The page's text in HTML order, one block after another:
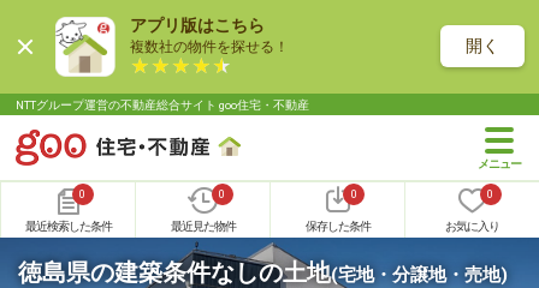
アプリ版はこちら
複数社の物件を探せる！ 開く
NTTグループ運営の不動産総合サイト goo住宅・不動産
0
最近検索した条件
0
最近見た物件
0
保存した条件
0
お気に入り
徳島県の建築条件なしの土地(宅地・分譲地・売地)